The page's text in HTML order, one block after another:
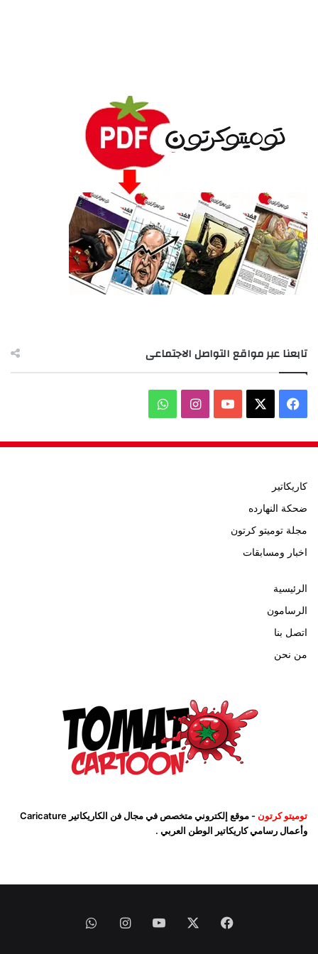
تابعنا عبر مواقع التواصل الاجتماعى
فيسبوك ‫YouTubeانستقرامواتساب
كاريكاتير
ضحكة النهارده
مجلة توميتو كرتون
اخبار ومسابقات
الرئيسية
الرسامون
اتصل بنا
من نحن
توميتو كرتون
- موقع إلكتروني متخصص في مجال فن الكاريكاتير Caricature
وأعمال رسامي كاريكاتير الوطن العربي .
فيسبوك ‫YouTubeانستقرامواتساب